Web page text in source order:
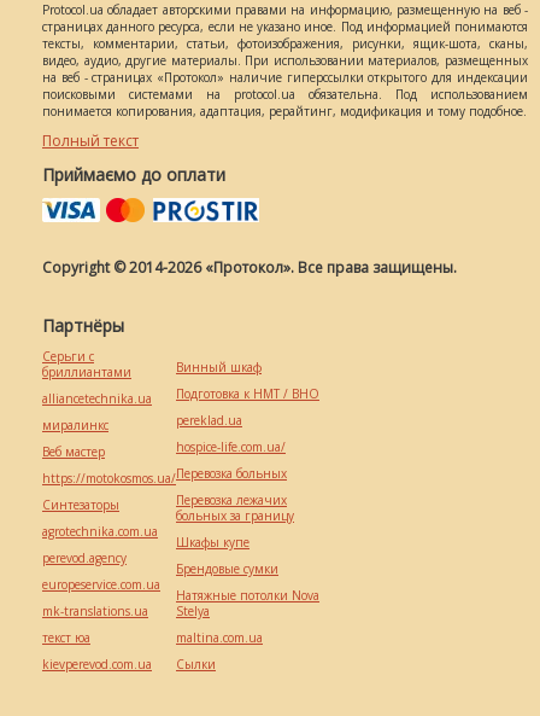
Protocol.ua обладает авторскими правами на информацию, размещенную на веб -
страницах данного ресурса, если не указано иное. Под информацией понимаются
тексты, комментарии, статьи, фотоизображения, рисунки, ящик-шота, сканы,
видео, аудио, другие материалы. При использовании материалов, размещенных
на веб - страницах «Протокол» наличие гиперссылки открытого для индексации
поисковыми системами на protocol.ua обязательна. Под использованием
понимается копирования, адаптация, рерайтинг, модификация и тому подобное.
Полный текст
Приймаємо до оплати
Copyright © 2014-2026 «Протокол». Все права защищены.
Партнёры
Серьги с
бриллиантами
alliancetechnika.ua
миралинкс
Веб мастер
https://motokosmos.ua/
Синтезаторы
agrotechnika.com.ua
perevod.agency
europeservice.com.ua
mk-translations.ua
текст юа
kievperevod.com.ua
Винный шкаф
Подготовка к НМТ / ВНО
pereklad.ua
hospice-life.com.ua/
Перевозка больных
Перевозка лежачих
больных за границу
Шкафы купе
Брендовые сумки
Натяжные потолки Nova
Stelya
maltina.com.ua
Cылки